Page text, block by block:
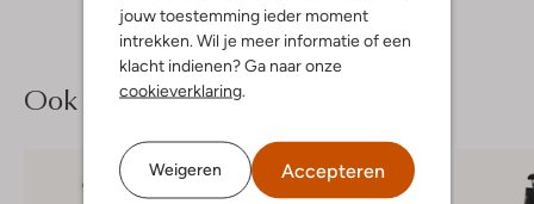
jouw toestemming ieder moment
intrekken. Wil je meer informatie of een
klacht indienen? Ga naar onze
cookieverklaring
Weigeren Accepteren
Ook iets voor jou?